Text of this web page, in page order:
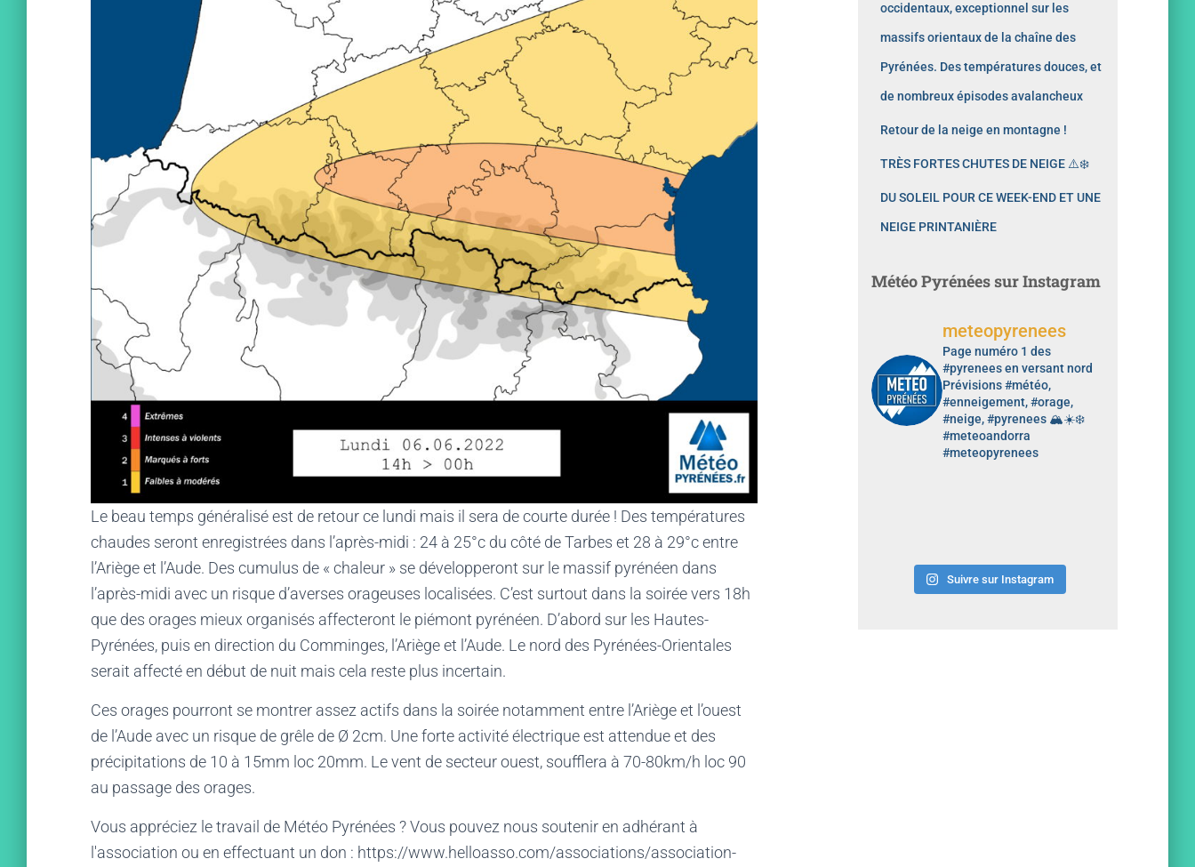
Le beau temps généralisé est de retour ce lundi mais il sera de courte durée ! Des températures
chaudes seront enregistrées dans l’après-midi : 24 à 25°c du côté de Tarbes et 28 à 29°c entre
l’Ariège et l’Aude. Des cumulus de « chaleur » se développeront sur le massif pyrénéen dans
l’après-midi avec un risque d’averses orageuses localisées. C’est surtout dans la soirée vers 18h
que des orages mieux organisés affecteront le piémont pyrénéen. D’abord sur les Hautes-
Pyrénées, puis en direction du Comminges, l’Ariège et l’Aude. Le nord des Pyrénées-Orientales
serait affecté en début de nuit mais cela reste plus incertain.
Ces orages pourront se montrer assez actifs dans la soirée notamment entre l’Ariège et l’ouest
de l’Aude avec un risque de grêle de Ø 2cm. Une forte activité électrique est attendue et des
précipitations de 10 à 15mm loc 20mm. Le vent de secteur ouest, soufflera à 70-80km/h loc 90
au passage des orages.
Vous appréciez le travail de Météo Pyrénées ? Vous pouvez nous soutenir en adhérant à
l'association ou en effectuant un don : https://www.helloasso.com/associations/association-
occidentaux, exceptionnel sur les
massifs orientaux de la chaîne des
Pyrénées. Des températures douces, et
de nombreux épisodes avalancheux
Retour de la neige en montagne !
TRÈS FORTES CHUTES DE NEIGE ⚠️❄️
DU SOLEIL POUR CE WEEK-END ET UNE
NEIGE PRINTANIÈRE
Météo Pyrénées sur Instagram
meteopyrenees
Page numéro 1 des
#pyrenees en versant nord
Prévisions #météo,
#enneigement, #orage,
#neige, #pyrenees 🏔️☀️❄️
#meteoandorra
#meteopyrenees
Suivre sur Instagram